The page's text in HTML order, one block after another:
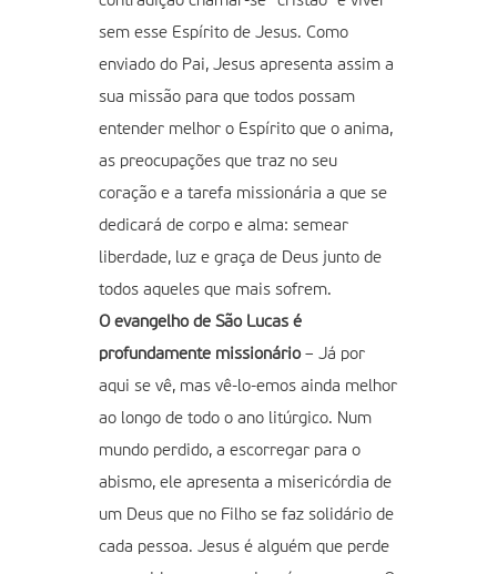
sem esse Espírito de Jesus. Como
enviado do Pai, Jesus apresenta assim a
sua missão para que todos possam
entender melhor o Espírito que o anima,
as preocupações que traz no seu
coração e a tarefa missionária a que se
dedicará de corpo e alma: semear
liberdade, luz e graça de Deus junto de
todos aqueles que mais sofrem.
O evangelho de São Lucas é
profundamente missionário– Já por
aqui se vê, mas vê-lo-emos ainda melhor
ao longo de todo o ano litúrgico. Num
mundo perdido, a escorregar para o
abismo, ele apresenta a misericórdia de
um Deus que no Filho se faz solidário de
cada pessoa. Jesus é alguém que perde